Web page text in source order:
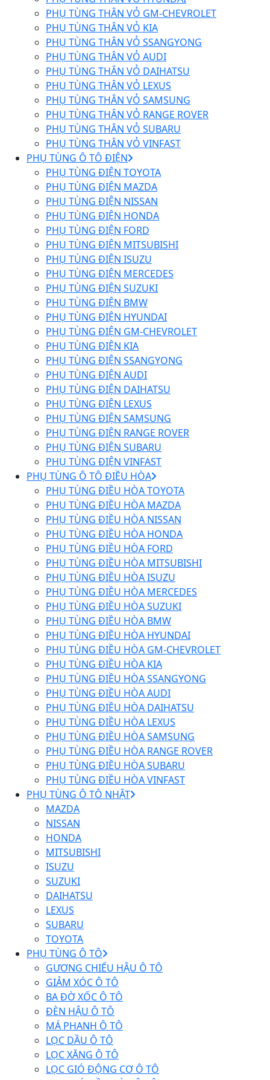
PHỤ TÙNG THÂN VỎ GM-CHEVROLET
PHỤ TÙNG THÂN VỎ KIA
PHỤ TÙNG THÂN VỎ SSANGYONG
PHỤ TÙNG THÂN VỎ AUDI
PHỤ TÙNG THÂN VỎ DAIHATSU
PHỤ TÙNG THÂN VỎ LEXUS
PHỤ TÙNG THÂN VỎ SAMSUNG
PHỤ TÙNG THÂN VỎ RANGE ROVER
PHỤ TÙNG THÂN VỎ SUBARU
PHỤ TÙNG THÂN VỎ VINFAST
PHỤ TÙNG Ô TÔ ĐIỆN
PHỤ TÙNG ĐIỆN TOYOTA
PHỤ TÙNG ĐIỆN MAZDA
PHỤ TÙNG ĐIỆN NISSAN
PHỤ TÙNG ĐIỆN HONDA
PHỤ TÙNG ĐIỆN FORD
PHỤ TÙNG ĐIỆN MITSUBISHI
PHỤ TÙNG ĐIỆN ISUZU
PHỤ TÙNG ĐIỆN MERCEDES
PHỤ TÙNG ĐIỆN SUZUKI
PHỤ TÙNG ĐIỆN BMW
PHỤ TÙNG ĐIỆN HYUNDAI
PHỤ TÙNG ĐIỆN GM-CHEVROLET
PHỤ TÙNG ĐIỆN KIA
PHỤ TÙNG ĐIỆN SSANGYONG
PHỤ TÙNG ĐIỆN AUDI
PHỤ TÙNG ĐIỆN DAIHATSU
PHỤ TÙNG ĐIỆN LEXUS
PHỤ TÙNG ĐIỆN SAMSUNG
PHỤ TÙNG ĐIỆN RANGE ROVER
PHỤ TÙNG ĐIỆN SUBARU
PHỤ TÙNG ĐIỆN VINFAST
PHỤ TÙNG Ô TÔ ĐIỀU HÒA
PHỤ TÙNG ĐIỀU HÒA TOYOTA
PHỤ TÙNG ĐIỀU HÒA MAZDA
PHỤ TÙNG ĐIỀU HÒA NISSAN
PHỤ TÙNG ĐIỀU HÒA HONDA
PHỤ TÙNG ĐIỀU HÒA FORD
PHỤ TÙNG ĐIỀU HÒA MITSUBISHI
PHỤ TÙNG ĐIỀU HÒA ISUZU
PHỤ TÙNG ĐIỀU HÒA MERCEDES
PHỤ TÙNG ĐIỀU HÒA SUZUKI
PHỤ TÙNG ĐIỀU HÒA BMW
PHỤ TÙNG ĐIỀU HÒA HYUNDAI
PHỤ TÙNG ĐIỀU HÒA GM-CHEVROLET
PHỤ TÙNG ĐIỀU HÒA KIA
PHỤ TÙNG ĐIỀU HÒA SSANGYONG
PHỤ TÙNG ĐIỀU HÒA AUDI
PHỤ TÙNG ĐIỀU HÒA DAIHATSU
PHỤ TÙNG ĐIỀU HÒA LEXUS
PHỤ TÙNG ĐIỀU HÒA SAMSUNG
PHỤ TÙNG ĐIỀU HÒA RANGE ROVER
PHỤ TÙNG ĐIỀU HÒA SUBARU
PHỤ TÙNG ĐIỀU HÒA VINFAST
PHỤ TÙNG Ô TÔ NHẬT
MAZDA
NISSAN
HONDA
MITSUBISHI
ISUZU
SUZUKI
DAIHATSU
LEXUS
SUBARU
TOYOTA
PHỤ TÙNG Ô TÔ
GƯƠNG CHIẾU HẬU Ô TÔ
GIẢM XÓC Ô TÔ
BA ĐỜ XỐC Ô TÔ
ĐÈN HẬU Ô TÔ
MÁ PHANH Ô TÔ
LỌC DẦU Ô TÔ
LỌC XĂNG Ô TÔ
LỌC GIÓ ĐỘNG CƠ Ô TÔ